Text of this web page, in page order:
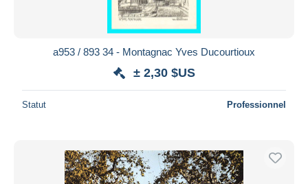
a953 / 893 34 - Montagnac Yves Ducourtioux
± 2,30 $US
Statut Professionnel